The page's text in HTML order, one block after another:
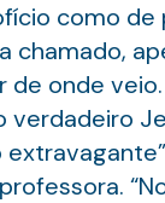
como de
chamado,
de onde
verdadeiro